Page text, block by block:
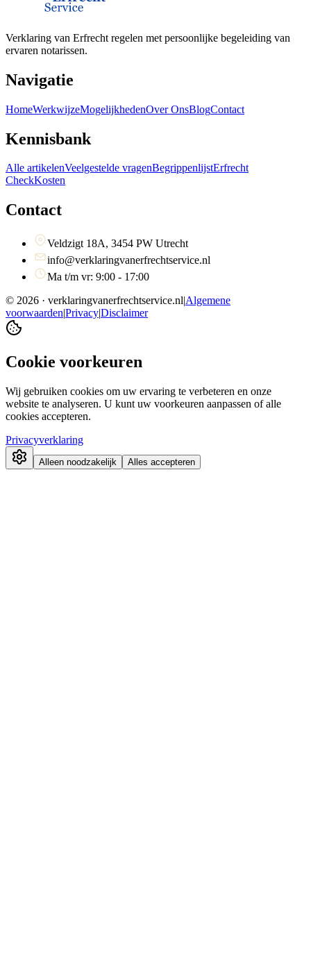
Verklaring van Erfrecht regelen met persoonlijke begeleiding van
ervaren notarissen.
Navigatie
HomeWerkwijzeMogelijkhedenOver OnsBlogContact
Kennisbank
Alle artikelenVeelgestelde vragenBegrippenlijstErfrecht
CheckKosten
Contact
Veldzigt 18A, 3454 PW Utrecht
info@verklaringvanerfrechtservice.nl
Ma t/m vr: 9:00 - 17:00
© 2026 · verklaringvanerfrechtservice.nl|Algemene
voorwaarden|Privacy|Disclaimer
Cookie voorkeuren
Wij gebruiken cookies om uw ervaring te verbeteren en onze
website te analyseren. U kunt uw voorkeuren aanpassen of alle
cookies accepteren.
Privacyverklaring
Alleen noodzakelijk Alles accepteren